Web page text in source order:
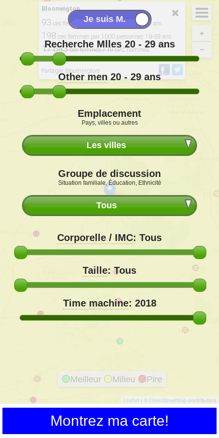
Bloomington
93 ces femmes pour 100 hommes 20-29 ans.
198 ces femmes par 1000 personnes 18-69 ans.
17 683ces femmes / 19 072 hommes.
Partager Bloomington!
Meilleur Milieu Pire
Leaflet | © OpenStreetMapcontributors
Recherche Mlles 20 - 29ans
Other men 20 - 29ans
Emplacement
Pays, villes ou autres
Les villes
Groupe de discussion
Situation familiale, Éducation, Ethnicité
Tous
Corporelle / IMC: Tous
Taille:Tous
Time machine: 2018
Montrez ma carte!